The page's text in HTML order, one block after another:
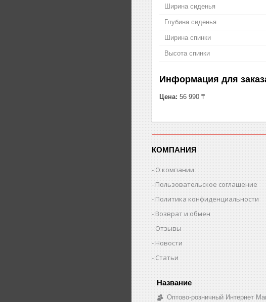
Ширина сиденья
Глубина сиденья
Ширина спинки
Высота спинки
Информация для
Цена: 56 990 ₸
КОМПАНИЯ
О компании
Пользовательское соглашение
Политика конфиденциальности
Возврат и обмен
Отзывы
Новости
Статьи
Оптово-розничный Интернет